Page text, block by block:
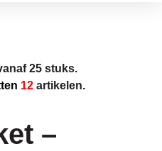
–
25 stuks.
12 artikelen.